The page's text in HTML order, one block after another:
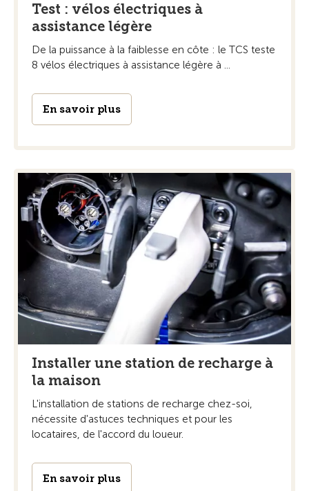
Test : vélos électriques à
assistance légère
De la puissance à la faiblesse en côte : le TCS teste
8 vélos électriques à assistance légère à ...
En savoir plus
Installer une station de recharge à
la maison
L'installation de stations de recharge chez-soi,
nécessite d'astuces techniques et pour les
locataires, de l'accord du loueur.
En savoir plus